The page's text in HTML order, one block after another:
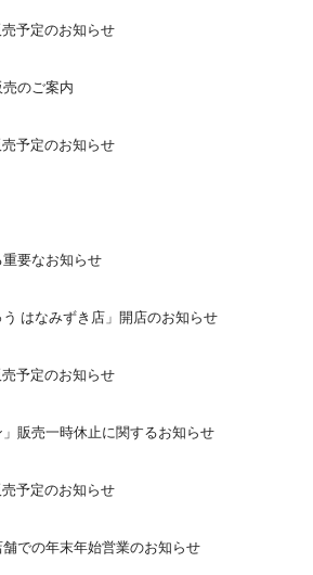
予定のお知らせ
売のご案内
予定のお知らせ
要なお知らせ
う はなみずき店」開店のお知らせ
予定のお知らせ
」販売一時休止に関するお知らせ
予定のお知らせ
での年末年始営業のお知らせ